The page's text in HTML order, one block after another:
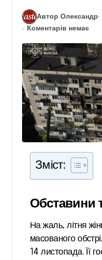
Автор Олександр
Коментарів немає
Зміст:
Обставини
На жаль, літня жінка стала жертвою
масованого
14 листопада. Її